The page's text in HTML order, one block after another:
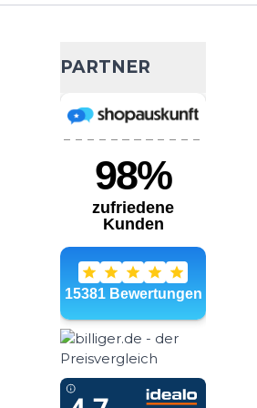
36,99 €
74,95 €
Wähle deine Größe
- 55 %
33,99 €
Wähle deine Größe
IN DEN WARENKORB
PARTNER